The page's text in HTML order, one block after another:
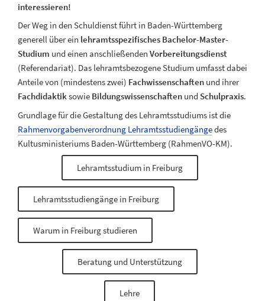
interessieren!
Der Weg in den Schuldienst führt in Baden-Württemberg
generell über ein lehramtsspezifisches Bachelor-Master-
Studium und einen anschließenden Vorbereitungsdienst
(Referendariat). Das lehramtsbezogene Studium umfasst dabei
Anteile von (mindestens zwei) Fachwissenschaften und ihrer
Fachdidaktiksowie Bildungswissenschaften und Schulpraxis.
Grundlage für die Gestaltung des Lehramtsstudiums ist die
Rahmenvorgabenverordnung Lehramtsstudiengängedes
Kultusministeriums Baden-Württemberg (RahmenVO-KM).
Lehramtsstudium in Freiburg
Lehramtsstudiengänge in Freiburg
Warum in Freiburg studieren
Beratung und Unterstützung
Lehre